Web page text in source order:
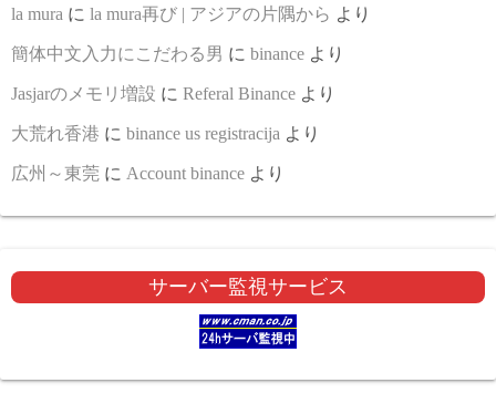
la mura に la mura再び | アジアの片隅から より
簡体中文入力にこだわる男 に binance より
Jasjarのメモリ増設 に Referal Binance より
大荒れ香港 に binance us registracija より
広州～東莞 に Account binance より
サーバー監視サービス